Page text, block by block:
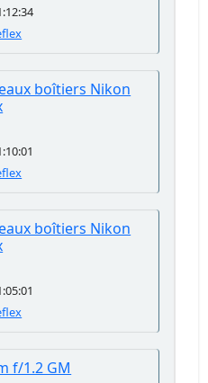
boîtiers Nikon
boîtiers Nikon
f/1.2 GM